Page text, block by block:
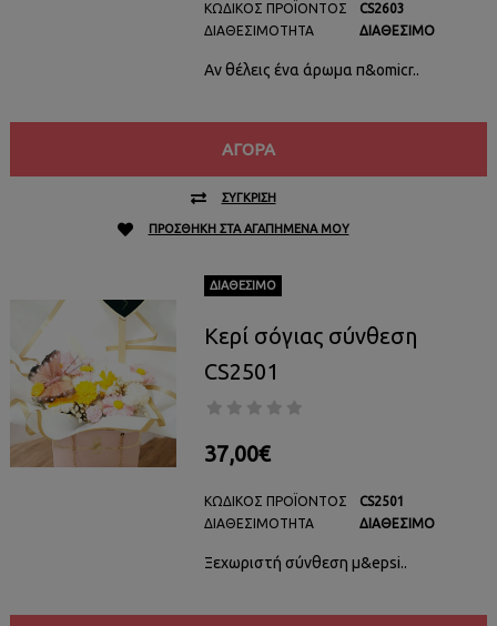
ΚΩΔΙΚΌΣ ΠΡΟΪΌΝΤΟΣ
ΔΙΑΘΕΣΙΜΌΤΗΤΑ
CS2603
ΔΙΑΘΈΣΙΜΟ
Αν θέλεις ένα άρωμα π&omicr..
ΑΓΟΡΆ
ΣΎΓΚΡΙΣΗ
ΠΡΟΣΘΉΚΗ ΣΤΑ ΑΓΑΠΗΜΈΝΑ ΜΟΥ
ΔΙΑΘΈΣΙΜΟ
Κερί σόγιας σύνθεση
CS2501
37,00€
ΚΩΔΙΚΌΣ ΠΡΟΪΌΝΤΟΣ
ΔΙΑΘΕΣΙΜΌΤΗΤΑ
CS2501
ΔΙΑΘΈΣΙΜΟ
Ξεχωριστή σύνθεση μ&epsi..